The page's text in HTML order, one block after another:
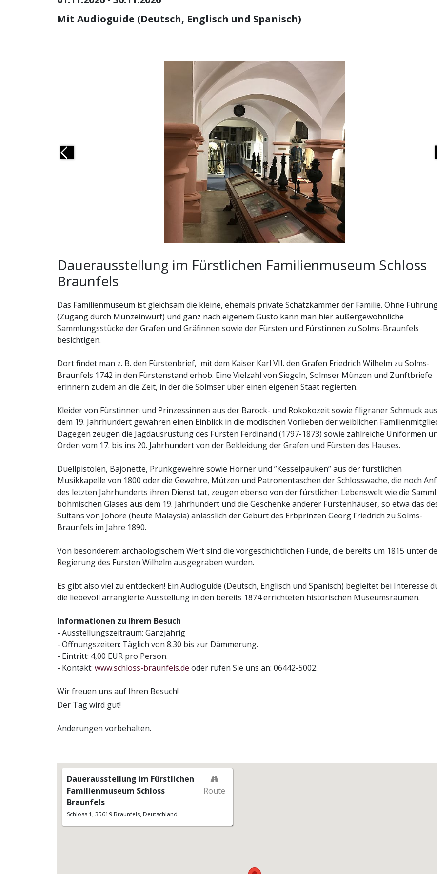
Mit Audioguide (Deutsch, Englisch und Spanisch)
Previous
Dauerausstellung im Fürstlichen Familienmuseum Schloss
Braunfels
Das Familienmuseum ist gleichsam die kleine, ehemals private Schatzkammer der Familie. Ohne
(Zugang durch Münzeinwurf) und ganz nach eigenem Gusto kann man hier außergewöhnliche
Sammlungsstücke der Grafen und Gräfinnen sowie der Fürsten und Fürstinnen zu Solms-Braunfels
besichtigen.
Dort findet man z. B. den Fürstenbrief, mit dem Kaiser Karl VII. den Grafen Friedrich Wilhelm zu Solms-
Braunfels 1742 in den Fürstenstand erhob. Eine Vielzahl von Siegeln, Solmser Münzen und Zunftbriefe
erinnern zudem an die Zeit, in der die Solmser über einen eigenen Staat regierten.
Kleider von Fürstinnen und Prinzessinnen aus der Barock- und Rokokozeit sowie filigraner Schmuck aus
dem 19. Jahrhundert gewähren einen Einblick in die modischen Vorlieben der weiblichen
Dagegen zeugen die Jagdausrüstung des Fürsten Ferdinand (1797-1873) sowie zahlreiche Uniformen
Orden vom 17. bis ins 20. Jahrhundert von der Bekleidung der Grafen und Fürsten des Hauses.
Duellpistolen, Bajonette, Prunkgewehre sowie Hörner und ”Kesselpauken” aus der fürstlichen
Musikkapelle von 1800 oder die Gewehre, Mützen und Patronentaschen der Schlosswache, die noch
des letzten Jahrhunderts ihren Dienst tat, zeugen ebenso von der fürstlichen Lebenswelt wie die
böhmischen Glases aus dem 19. Jahrhundert und die Geschenke anderer Fürstenhäuser, so etwa das
Sultans von Johore (heute Malaysia) anlässlich der Geburt des Erbprinzen Georg Friedrich zu Solms-
Braunfels im Jahre 1890.
Von besonderem archäologischem Wert sind die vorgeschichtlichen Funde, die bereits um 1815 unter
Regierung des Fürsten Wilhelm ausgegraben wurden.
Es gibt also viel zu entdecken! Ein Audioguide (Deutsch, Englisch und Spanisch) begleitet bei Interesse
die liebevoll arrangierte Ausstellung in den bereits 1874 errichteten historischen Museumsräumen.
Informationen zu Ihrem Besuch
- Ausstellungszeitraum: Ganzjährig
- Öffnungszeiten: Täglich von 8.30 bis zur Dämmerung.
- Eintritt: 4,00 EUR pro Person.
- Kontakt: www.schloss-braunfels.de oder rufen Sie uns an: 06442-5002.
Wir freuen uns auf Ihren Besuch!
Der Tag wird gut!
Änderungen vorbehalten.
Dauerausstellung im Fürstlichen
Familienmuseum Schloss
Braunfels
Schloss 1, 35619 Braunfels, Deutschland
Route